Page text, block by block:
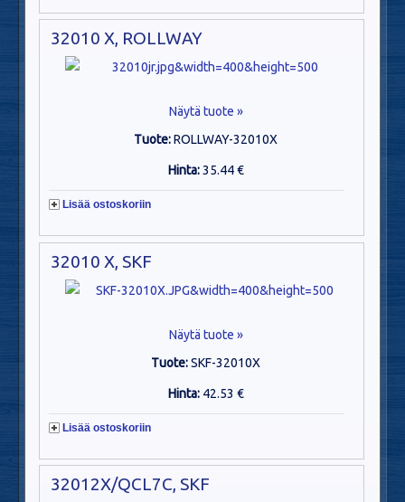
32010 X, ROLLWAY
Näytä tuote »
Tuote:ROLLWAY-32010X
Hinta:35.44 €
Lisää ostoskoriin
32010 X, SKF
Näytä tuote »
Tuote:SKF-32010X
Hinta: 42.53 €
Lisää ostoskoriin
32012X/QCL7C, SKF